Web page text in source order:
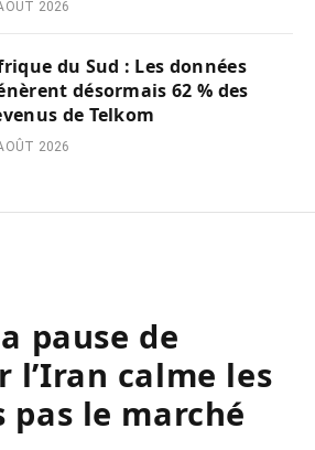
2026
du Sud : Les données
désormais 62 % des
de Telkom
2026
pause de
l’Iran calme les
pas le marché